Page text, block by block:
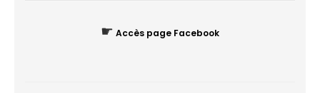
☛ Accès page Facebook